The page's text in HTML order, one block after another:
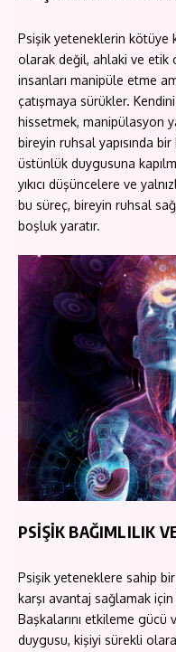
Psişik yeteneklerin kötüye
olarak değil, ahlaki ve etik
insanları manipüle etme
çatışmaya sürükler.
hissetmek, manipülasyon
bireyin ruhsal yapısında
üstünlük duygusuna
yıkıcı düşüncelere ve
bu süreç, bireyin ruhsal
boşluk yaratır.
PSİŞİK BAĞIMLILIK
Psişik yeteneklere sahip
karşı avantaj sağlamak
Başkalarını etkileme
duygusu, kişiyi sürekli